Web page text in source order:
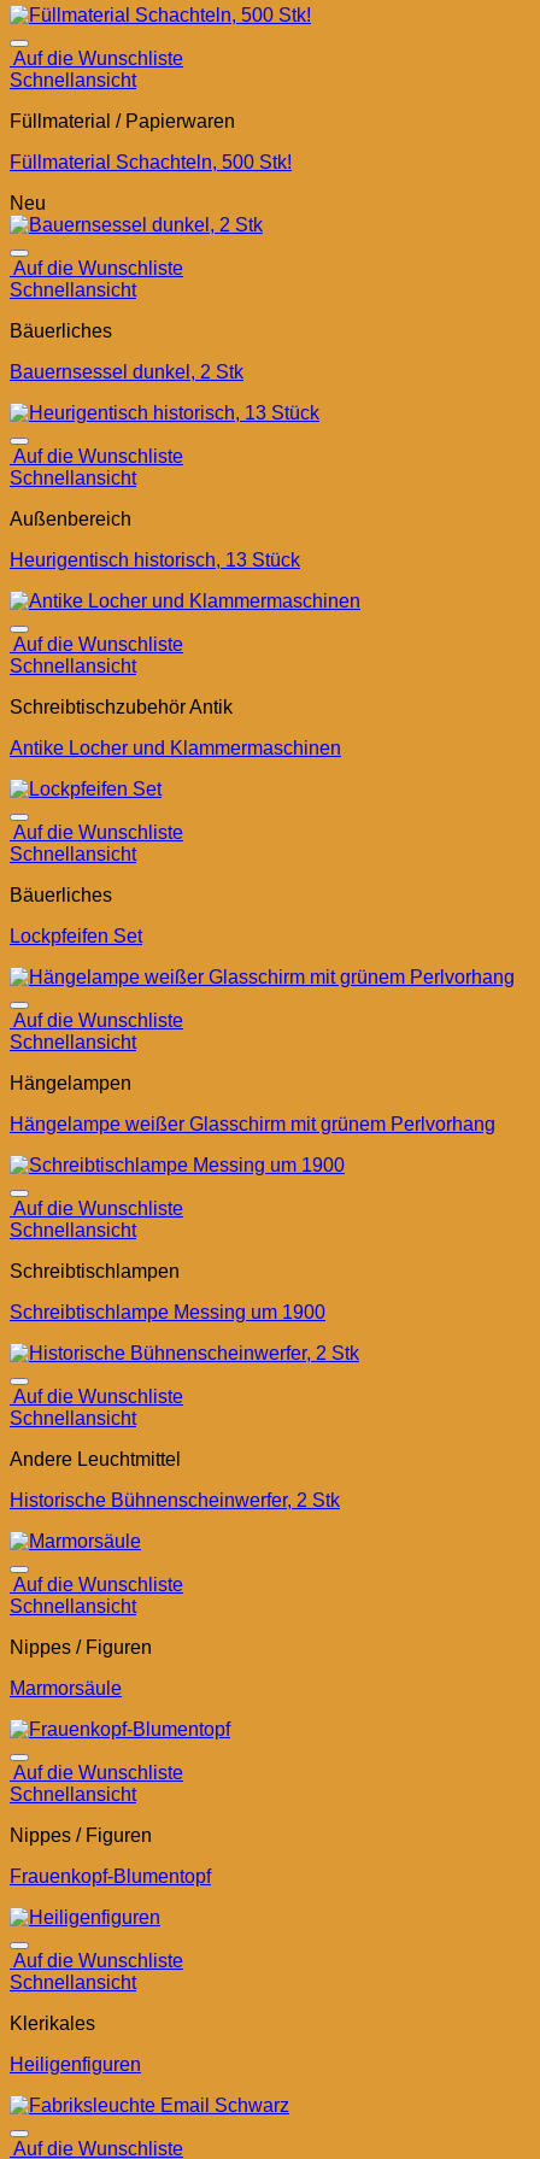
Auf die Wunschliste
Schnellansicht
Füllmaterial / Papierwaren
Füllmaterial Schachteln, 500 Stk!
Neu
Auf die Wunschliste
Schnellansicht
Bäuerliches
Bauernsessel dunkel, 2 Stk
Auf die Wunschliste
Schnellansicht
Außenbereich
Heurigentisch historisch, 13 Stück
Auf die Wunschliste
Schnellansicht
Schreibtischzubehör Antik
Antike Locher und Klammermaschinen
Auf die Wunschliste
Schnellansicht
Bäuerliches
Lockpfeifen Set
Auf die Wunschliste
Schnellansicht
Hängelampen
Hängelampe weißer Glasschirm mit grünem Perlvorhang
Auf die Wunschliste
Schnellansicht
Schreibtischlampen
Schreibtischlampe Messing um 1900
Auf die Wunschliste
Schnellansicht
Andere Leuchtmittel
Historische Bühnenscheinwerfer, 2 Stk
Auf die Wunschliste
Schnellansicht
Nippes / Figuren
Marmorsäule
Auf die Wunschliste
Schnellansicht
Nippes / Figuren
Frauenkopf-Blumentopf
Auf die Wunschliste
Schnellansicht
Klerikales
Heiligenfiguren
Auf die Wunschliste